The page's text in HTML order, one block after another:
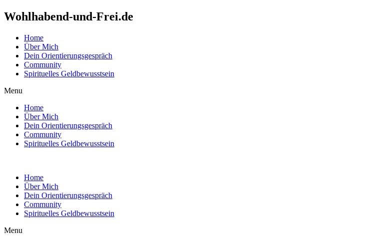
Wohlhabend-und-Frei.de
Home
Über Mich
Dein Orientierungsgespräch
Community
Spirituelles Geldbewusstsein
Menu
Home
Über Mich
Dein Orientierungsgespräch
Community
Spirituelles Geldbewusstsein
Home
Über Mich
Dein Orientierungsgespräch
Community
Spirituelles Geldbewusstsein
Menu